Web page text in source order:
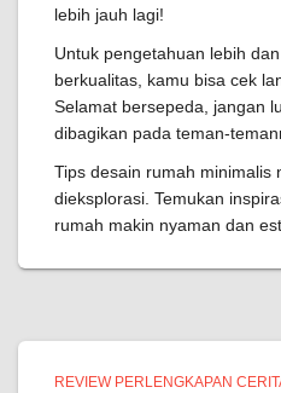
lebih jauh lagi!
Untuk pengetahuan lebih
berkualitas, kamu bisa cek
Selamat bersepeda, jangan
dibagikan pada teman-
Tips desain rumah minimalis
dieksplorasi. Temukan
rumah makin nyaman dan
REVIEW PERLENGKAPAN